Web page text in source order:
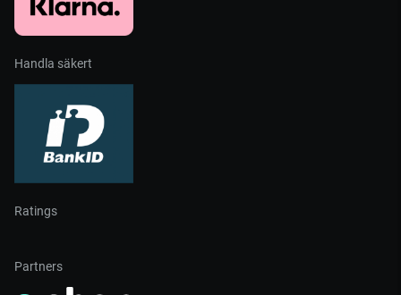
Handla säkert
Ratings
Partners